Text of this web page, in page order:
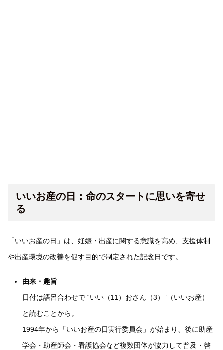
いいお産の日：命のスタートに思いを寄せ
る
「いいお産の日」は、妊娠・出産に関する意識を高め、支援体制
や出産環境の改善を促す目的で制定された記念日です。
由来・趣旨
日付は語呂合わせで “いい（11）おさん（3）”（いいお産）
と読むことから。
1994年から「いいお産の日実行委員会」が始まり、後に助産
学会・助産師会・看護協会など複数団体が協力して普及・啓